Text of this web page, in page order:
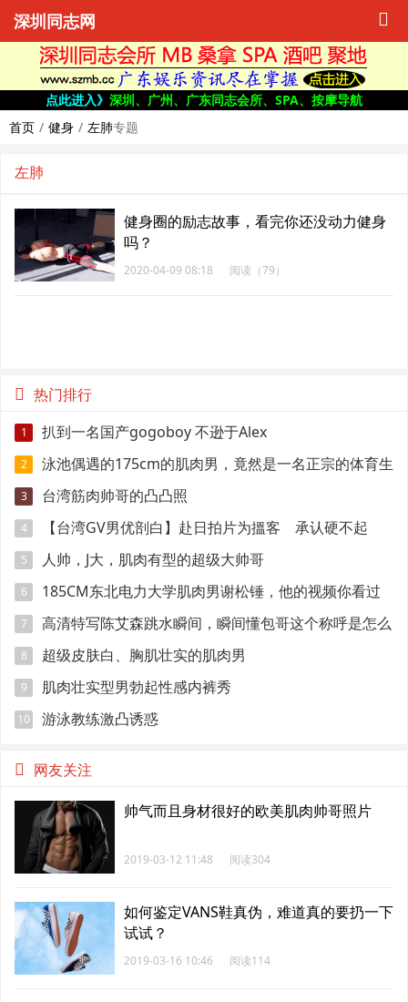
深圳同志网
点此进入》 深圳、广州、广东同志会所、SPA、按摩导航
首页
健身 左肺专题
左肺
健身圈的励志故事，看完你还没动力健身
吗？
2020-04-09 08:18 阅读（79）
热门排行
1 扒到一名国产gogoboy 不逊于Alex
2 泳池偶遇的175cm的肌肉男，竟然是一名正宗的体育生
3 台湾筋肉帅哥的凸凸照
4
【台湾GV男优剖白】赴日拍片为搵客 承认硬不起
来：但我还有性欲
5 人帅，J大，肌肉有型的超级大帅哥
6
185CM东北电力大学肌肉男谢松锤，他的视频你看过
吗
7
高清特写陈艾森跳水瞬间，瞬间懂包哥这个称呼是怎么
来的
8 超级皮肤白、胸肌壮实的肌肉男
9 肌肉壮实型男勃起性感内裤秀
10 游泳教练激凸诱惑
网友关注
帅气而且身材很好的欧美肌肉帅哥照片
2019-03-12 11:48 阅读304
如何鉴定VANS鞋真伪，难道真的要扔一下
试试？
2019-03-16 10:46 阅读114